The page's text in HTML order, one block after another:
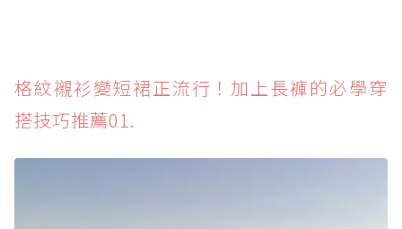
格紋襯衫變短裙正流行！加上長褲的必學穿
搭技巧推薦01.